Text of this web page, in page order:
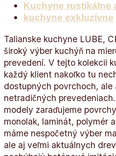
Kuchyne rustikálne
kuchyne exkluzívne
Talianske kuchyne LUBE,
široký výber kuchýň na
prevedení. V tejto kolekcii
každý klient nakoľko tu
dostupných povrchoch, ale
netradičných
modely zaraďujeme
monolak, laminát, polymér
máme nespočetný výber
ale aj veľmi aktuálnych